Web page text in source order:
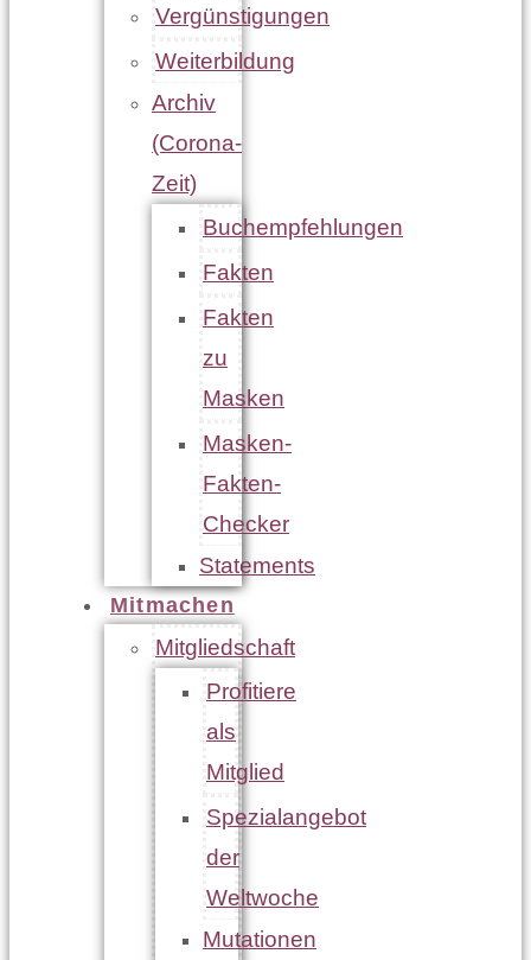
Vergünstigungen
Weiterbildung
Archiv
(Corona-
Zeit)
Buchempfehlungen
Fakten
Fakten
zu
Masken
Masken-
Fakten-
Checker
Statements
Mitmachen
Mitgliedschaft
Profitiere
als
Mitglied
Spezialangebot
der
Weltwoche
Mutationen